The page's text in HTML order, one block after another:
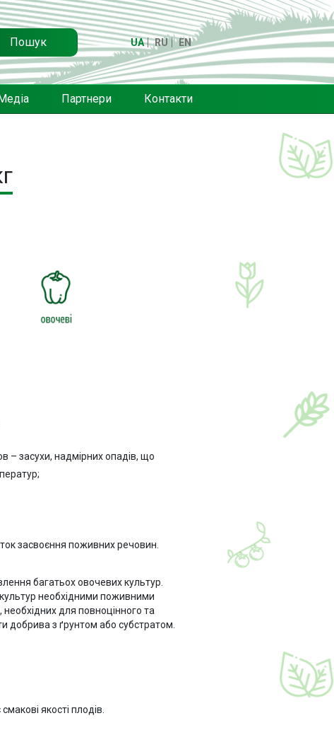
Пошук UA RU EN
Партнери Контакти
– засухи, надмірних опадів, що
засвоєння поживних речовин.
багатьох овочевих культур.
необхідними поживними
для повноцінного та
добрива з ґрунтом або субстратом.
якості плодів.